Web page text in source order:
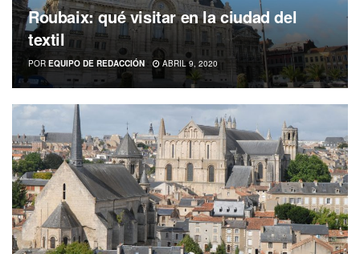
Roubaix: qué visitar en la ciudad del
textil
POR EQUIPO DE REDACCIÓN ABRIL 9, 2020